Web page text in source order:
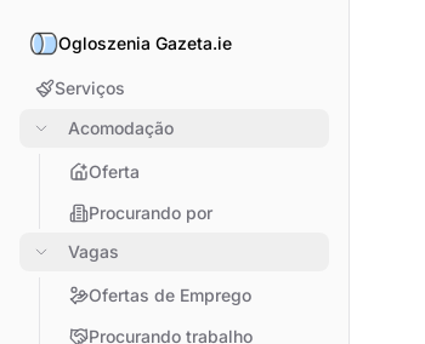
Ogloszenia Gazeta.ie
Serviços
Acomodação
Oferta
Procurando por
Vagas
Ofertas de Emprego
Procurando trabalho